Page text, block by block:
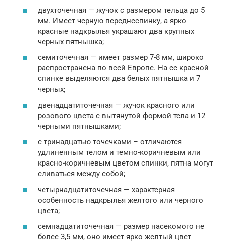
двухточечная — жучок с размером тельца до 5
мм. Имеет черную переднеспинку, а ярко
красные надкрылья украшают два крупных
черных пятнышка;
семиточечная — имеет размер 7-8 мм, широко
распространена по всей Европе. На ее красной
спинке выделяются два белых пятнышка и 7
черных;
двенадцатиточечная — жучок красного или
розового цвета с вытянутой формой тела и 12
черными пятнышками;
с тринадцатью точечками – отличаются
удлиненным телом и темно-коричневым или
красно-коричневым цветом спинки, пятна могут
сливаться между собой;
четырнадцатиточечная — характерная
особенность надкрылья желтого или черного
цвета;
семнадцатиточечная — размер насекомого не
более 3,5 мм, оно имеет ярко желтый цвет